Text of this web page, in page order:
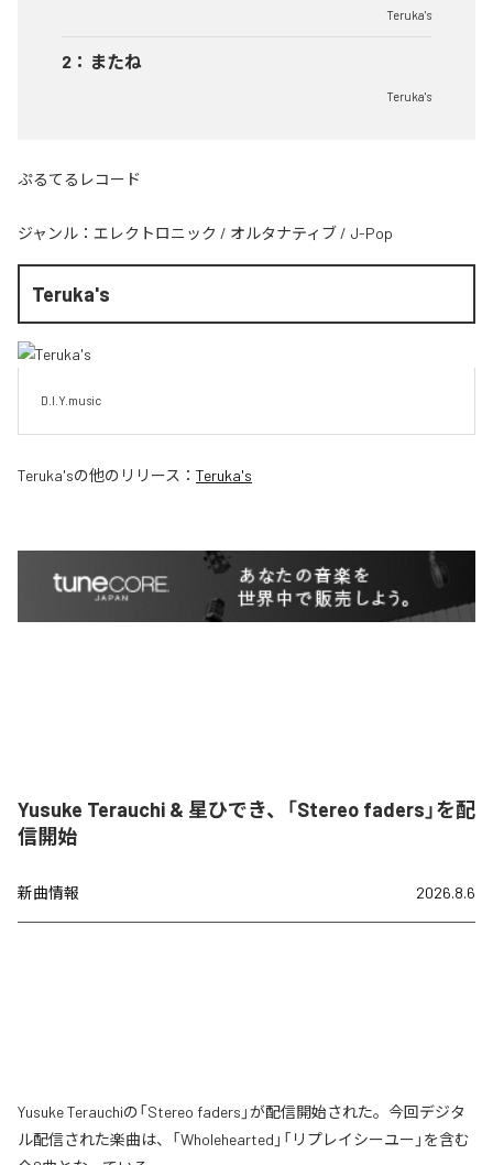
Teruka's
2 ： またね
Teruka's
ぷるてるレコード
ジャンル： エレクトロニック / オルタナティブ / J-Pop
Teruka's
D.I.Y.music
Teruka'sの他のリリース： Teruka's
Yusuke Terauchi & 星ひでき、「Stereo faders」を配
信開始
新曲情報 2026.8.6
Yusuke Terauchiの「Stereo faders」が配信開始された。今回デジタ
ル配信された楽曲は、「Wholehearted」「リプレイシーユー」を含む